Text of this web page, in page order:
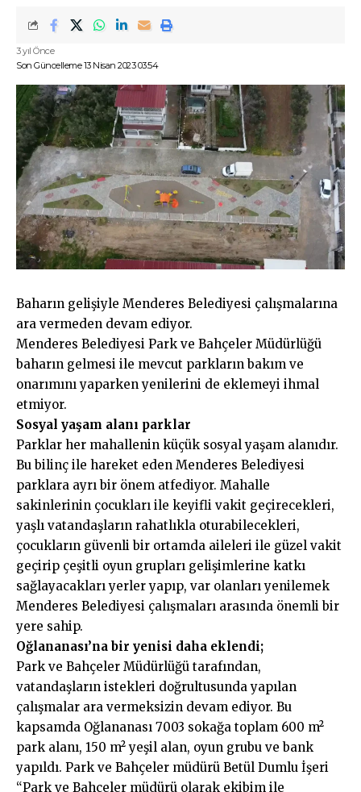
Son Güncelleme 13 Nisan 2023 03:54
3 yıl Önce
Baharın gelişiyle Menderes Belediyesi çalışmalarına
ara vermeden devam ediyor.
Menderes Belediyesi Park ve Bahçeler Müdürlüğü
baharın gelmesi ile mevcut parkların bakım ve
onarımını yaparken yenilerini de eklemeyi ihmal
etmiyor.
Sosyal yaşam alanı parklar
Parklar her mahallenin küçük sosyal yaşam alanıdır.
Bu bilinç ile hareket eden Menderes Belediyesi
parklara ayrı bir önem atfediyor. Mahalle
sakinlerinin çocukları ile keyifli vakit geçirecekleri,
yaşlı vatandaşların rahatlıkla oturabilecekleri,
çocukların güvenli bir ortamda aileleri ile güzel vakit
geçirip çeşitli oyun grupları gelişimlerine katkı
sağlayacakları yerler yapıp, var olanları yenilemek
Menderes Belediyesi çalışmaları arasında önemli bir
yere sahip.
Oğlananası’na bir yenisi daha eklendi;
Park ve Bahçeler Müdürlüğü tarafından,
vatandaşların istekleri doğrultusunda yapılan
çalışmalar ara vermeksizin devam ediyor. Bu
kapsamda Oğlananası 7003 sokağa toplam 600 m²
park alanı, 150 m² yeşil alan, oyun grubu ve bank
yapıldı. Park ve Bahçeler müdürü Betül Dumlu İşeri
“Park ve Bahçeler müdürü olarak ekibim ile